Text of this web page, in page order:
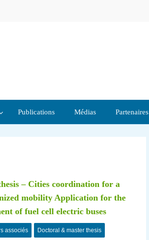
Publications Médias Partenaires
– Cities coordination for a
mobility Application for the
of fuel cell electric buses
associés Doctoral & master thesis